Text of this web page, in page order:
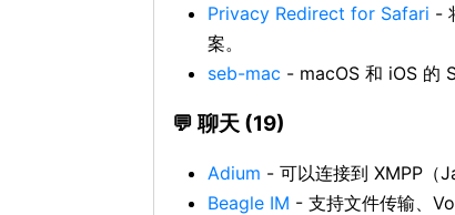
Privacy Redirect for Safari -
案。
seb-mac - macOS 和 iOS 的
💬 聊天 (19)
Adium - 可以连接到 XMPP（
Beagle IM - 支持文件传输、